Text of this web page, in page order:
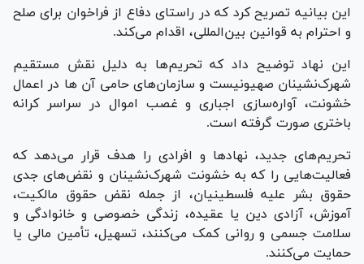
این بیانیه تصریح کرد که در راستای دفاع از فراخوان برای صلح
و احترام به قوانین بین‌المللی، اقدام می‌کند.
این نهاد توضیح داد که تحریم‌ها به دلیل نقش مستقیم
شهرک‌نشینان صهیونیست و سازمان‌های حامی آن ها در اعمال
خشونت، آواره‌سازی اجباری و غصب اموال در سراسر کرانه
باختری صورت گرفته است.
تحریم‌های جدید، نهادها و افرادی را هدف قرار می‌دهد که
فعالیت‌هایی را که به خشونت شهرک‌نشینان و نقض‌های جدی
حقوق بشر علیه فلسطینیان، از جمله نقض حقوق مالکیت،
آموزش، آزادی دین یا عقیده، زندگی خصوصی و خانوادگی و
سلامت جسمی و روانی کمک می‌کنند، تسهیل، تأمین مالی یا
حمایت می‌کنند.